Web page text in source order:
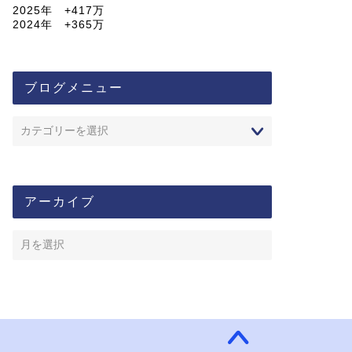
2025年 +417万
2024年 +365万
ブログメニュー
アーカイブ